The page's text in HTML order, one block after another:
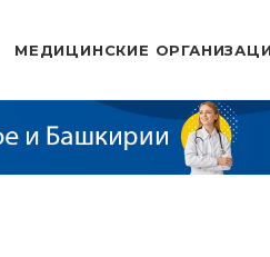
МЕДИЦИНСКИЕ